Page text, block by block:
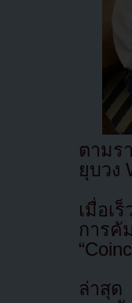
ตามร
ยุบวง
เมื่อเ
การคั
ล่าสุด